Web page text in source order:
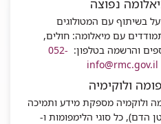
נפוצה
בשיתוף עם המטולוגים
עם מיאלומה: חולים,
והרשמה בטלפון: 052-
info@rmc.gov.il
ולוקימיה
ולוקמיה מספקת מידע ותמיכה
הדם), כל סוגי הלימפומות ו-